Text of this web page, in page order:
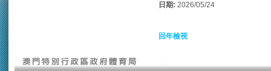
日期: 2026/05/24
回年檢視